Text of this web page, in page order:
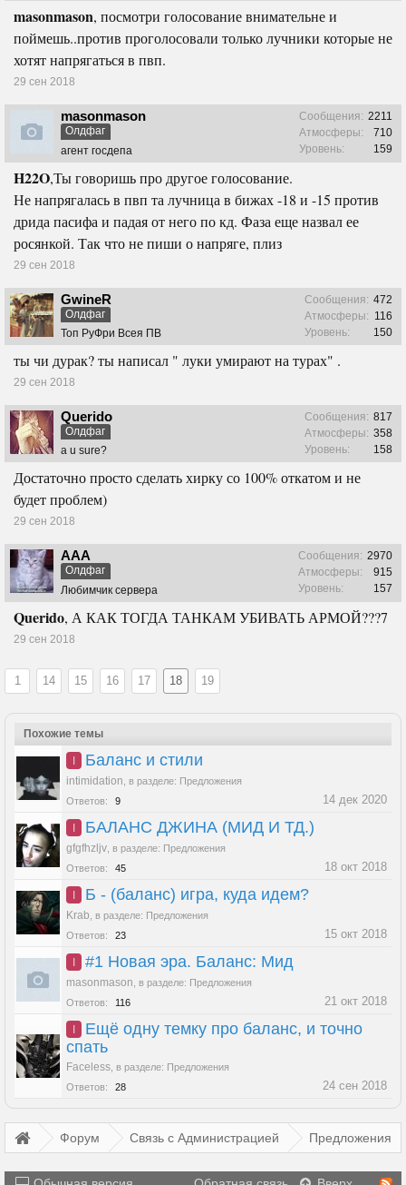
masonmason, посмотри голосование внимательне и
поймешь..против проголосовали только лучники которые не
хотят напрягаться в пвп.
29 сен 2018
masonmason
Олдфаг
агент госдепа
Сообщения: 2211
Атмосферы:
710
Уровень:
159
H22O,Ты говоришь про другое голосование.
Не напрягалась в пвп та лучница в бижах -18 и -15 против
дрида пасифа и падая от него по кд. Фаза еще назвал ее
росянкой. Так что не пиши о напряге, плиз
29 сен 2018
GwineR
Олдфаг
Топ РуФри Всея ПВ
Сообщения: 472
Атмосферы: 116
Уровень:
150
ты чи дурак? ты написал " луки умирают на турах" .
29 сен 2018
Querido
Олдфаг
a u sure?
Сообщения: 817
Атмосферы: 358
Уровень:
158
Достаточно просто сделать хирку со 100% откатом и не
будет проблем)
29 сен 2018
ААА
Олдфаг
Любимчик сервера
Сообщения: 2970
Атмосферы:
915
Уровень:
157
Querido, А КАК ТОГДА ТАНКАМ УБИВАТЬ АРМОЙ???7
29 сен 2018
1 14 15 16 17 18 19
Похожие темы
I Баланс и стили
intimidation в разделе: Предложения
Ответов:
9 14 дек 2020
I БАЛАНС ДЖИНА (МИД И ТД.)
gfgfhzljv в разделе: Предложения
Ответов:
45 18 окт 2018
I Б - (баланс) игра, куда идем?
Krab в разделе: Предложения
Ответов:
23 15 окт 2018
I #1 Новая эра. Баланс: Мид
masonmason в разделе: Предложения
Ответов:
116 21 окт 2018
I
Ещё одну темку про баланс, и точно
спать
Faceless в разделе: Предложения
Ответов:
28 24 сен 2018
Форум Связь с Администрацией Предложения